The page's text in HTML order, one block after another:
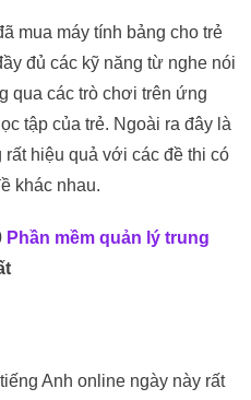
mua máy tính bảng cho trẻ
đủ các kỹ năng từ nghe nói
qua các trò chơi trên ứng
tập của trẻ. Ngoài ra đây là
hiệu quả với các đề thi có
khác nhau.
Phần mềm quản lý trung
Anh online ngày này rất